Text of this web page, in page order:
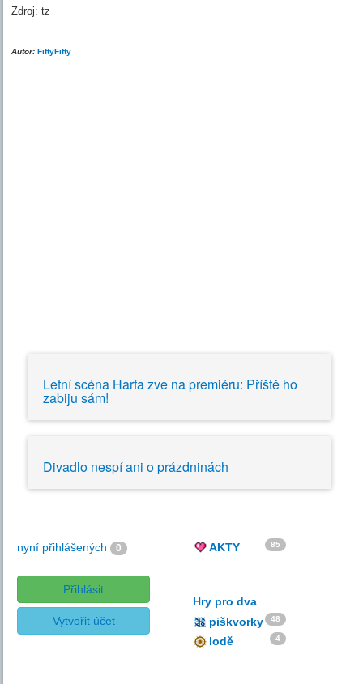
Zdroj: tz
Autor:FiftyFifty
Letní scéna Harfa zve na premiéru: Příště ho
zabiju sám!
Divadlo nespí ani o prázdninách
nyní přihlášených 0
Přihlásit
Vytvořit účet
AKTY 85
Hry pro dva
piškvorky
48
lodě 4